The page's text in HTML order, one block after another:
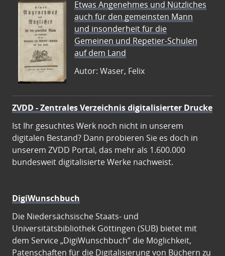
Etwas Angenehmes und Nützliches
auch für den gemeinsten Mann
und insonderheit für die
Gemeinen und Repetier-Schulen
auf dem Land
Autor: Waser, Felix
ZVDD - Zentrales Verzeichnis digitalisierter Drucke
Ist Ihr gesuchtes Werk noch nicht in unserem
digitalen Bestand? Dann probieren Sie es doch in
unserem ZVDD Portal, das mehr als 1.600.000
bundesweit digitalisierte Werke nachweist.
DigiWunschbuch
Die Niedersächsische Staats- und
Universitätsbibliothek Göttingen (SUB) bietet mit
dem Service „DigiWunschbuch” die Möglichkeit,
Patenschaften für die Digitalisierung von Büchern zu